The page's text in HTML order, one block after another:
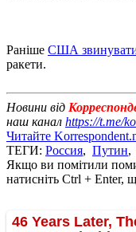
Раніше США
ракети.
Новини від
наш канал https://t.me/
Читайте
ТЕГИ: Россия, Путин,
Якщо ви помітили
натисніть Ctrl + Enter,